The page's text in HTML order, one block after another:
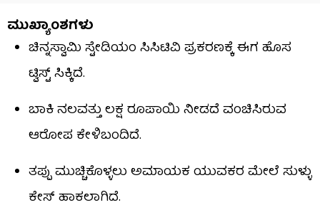
ಮುಖ್ಯಾಂಶಗಳು
ಚಿನ್ನಸ್ವಾಮಿ ಸ್ಟೇಡಿಯಂ ಸಿಸಿಟಿವಿ ಪ್ರಕರಣಕ್ಕೆ ಈಗ ಹೊಸ
ಟ್ವಿಸ್ಟ್ ಸಿಕ್ಕಿದೆ.
ಬಾಕಿ ನಲವತ್ತು ಲಕ್ಷ ರೂಪಾಯಿ ನೀಡದೆ ವಂಚಿಸಿರುವ
ಆರೋಪ ಕೇಳಿಬಂದಿದೆ.
ತಪ್ಪು ಮುಚ್ಚಿಕೊಳ್ಳಲು ಅಮಾಯಕ ಯುವಕರ ಮೇಲೆ ಸುಳ್ಳು
ಕೇಸ್ ಹಾಕಲಾಗಿದೆ.